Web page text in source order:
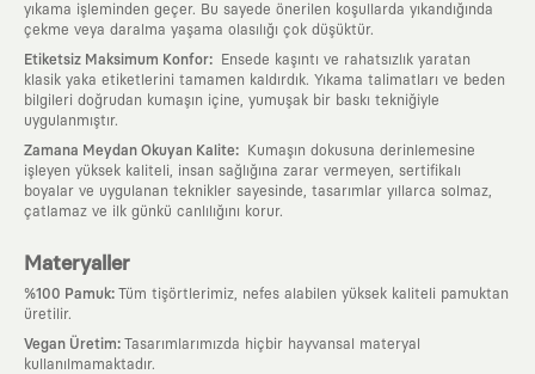
yıkama işleminden geçer. Bu sayede önerilen koşullarda yıkandığında
çekme veya daralma yaşama olasılığı çok düşüktür.
Etiketsiz Maksimum Konfor:
Ensede kaşıntı ve rahatsızlık yaratan
klasik yaka etiketlerini tamamen kaldırdık. Yıkama talimatları ve beden
bilgileri doğrudan kumaşın içine, yumuşak bir baskı tekniğiyle
uygulanmıştır.
Zamana Meydan Okuyan Kalite:
Kumaşın dokusuna derinlemesine
işleyen yüksek kaliteli, insan sağlığına zarar vermeyen, sertifikalı
boyalar ve uygulanan teknikler sayesinde, tasarımlar yıllarca solmaz,
çatlamaz ve ilk günkü canlılığını korur.
Materyaller
%100 Pamuk: Tüm tişörtlerimiz, nefes alabilen yüksek kaliteli pamuktan
üretilir.
Vegan Üretim: Tasarımlarımızda hiçbir hayvansal materyal
kullanılmamaktadır.